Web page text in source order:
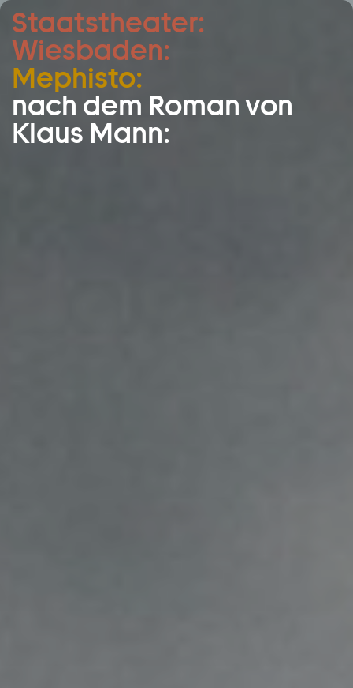
Zum Hauptinhalt springen
Zum Footer springen
Staatstheater:
Wiesbaden:
Mephisto:
nach dem Roman von
Klaus Mann: